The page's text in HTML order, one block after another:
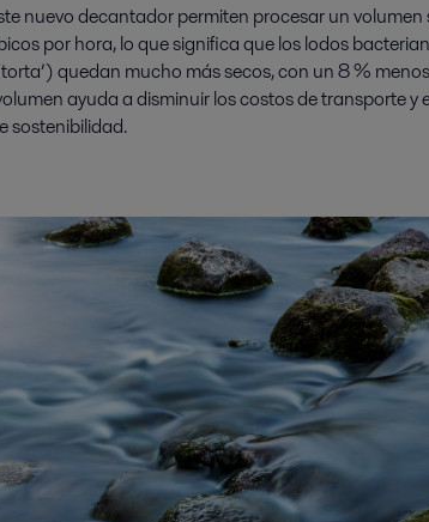
nuevo decantador permiten procesar un
por hora, lo que significa que los lodos
quedan mucho más secos, con un 8 %
ayuda a disminuir los costos de transporte y
sostenibilidad.